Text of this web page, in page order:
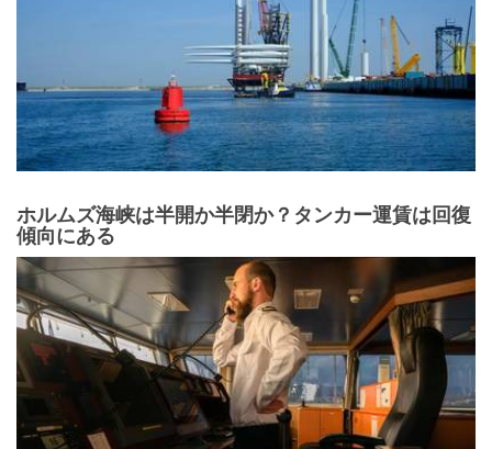
ホルムズ海峡は半開か半閉か？タンカー運賃は回復
傾向にある